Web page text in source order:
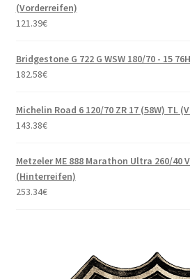
(Vorderreifen)
121.39€
Bridgestone G 722 G WSW 180/70 - 15
182.58€
Michelin Road 6 120/70 ZR 17 (58W) TL
143.38€
Metzeler ME 888 Marathon Ultra 260/40
(Hinterreifen)
253.34€